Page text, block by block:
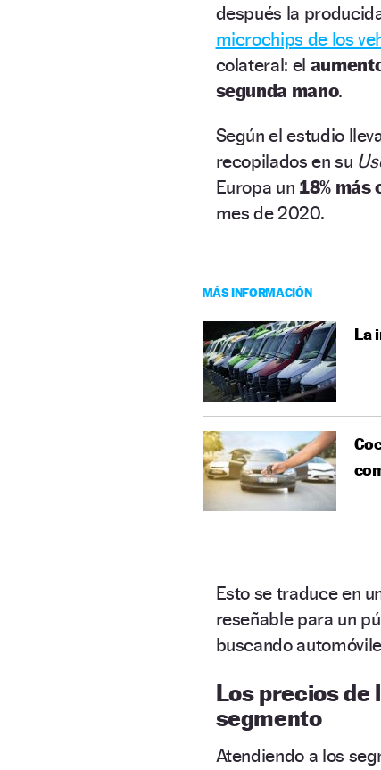
después la
microchips de los
colateral: el
segunda mano.
Según el estudio
recopilados en su
Europa un 18% más
mes de 2020.
MÁS INFORMACIÓN
La
Esto se traduce en
reseñable para un
buscando
Los precios de
segmento
Atendiendo a los